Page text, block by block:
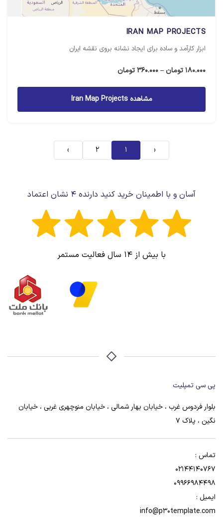
IRAN MAP PROJECTS
ابزار کارآمد و ساده برای ایجاد نشانه بروی نقشه ایران
180.000تومان –
360.000تومان
قیمت:
180.000 تومان
تا
مشاهده Iran Map Projects
‹
1
2
›
آسان و با اطمینان خرید کنید دارنده ۴ نشان اعتماد
با بیش از ۱۴ سال فعالیت مستمر
پی سی تمپلیت
بلوار فردوس غرب ، خیابان بهار شمالی ، خیابان منوچهری غربی ، خیابان
نگین ، پلاک 7
تماس :
02144140767
09966984498
ایمیل :
info@p30template.com